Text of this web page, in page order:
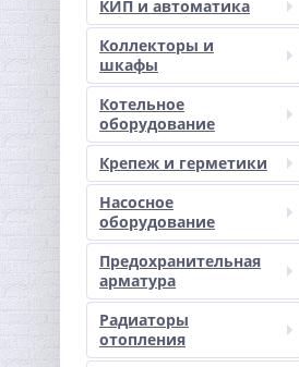
КИП и автоматика
Коллекторы и
шкафы
Котельное
оборудование
Крепеж и герметики
Насосное
оборудование
Предохранительная
арматура
Радиаторы
отопления